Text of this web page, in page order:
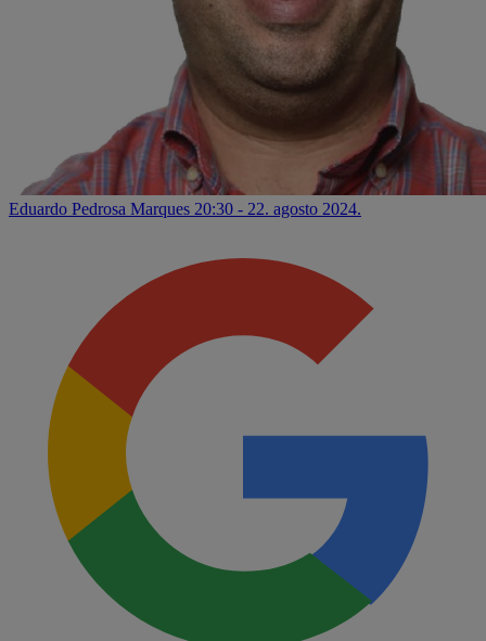
Eduardo Pedrosa Marques 20:30 - 22. agosto 2024.